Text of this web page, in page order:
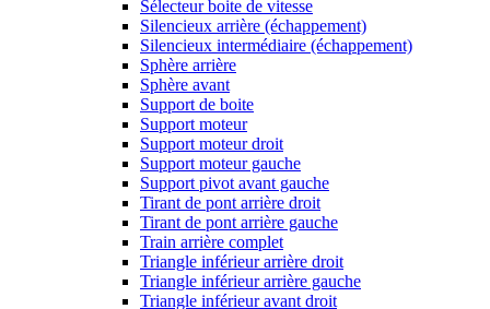
Sélecteur boite de vitesse
Silencieux arrière (échappement)
Silencieux intermédiaire (échappement)
Sphère arrière
Sphère avant
Support de boite
Support moteur
Support moteur droit
Support moteur gauche
Support pivot avant gauche
Tirant de pont arrière droit
Tirant de pont arrière gauche
Train arrière complet
Triangle inférieur arrière droit
Triangle inférieur arrière gauche
Triangle inférieur avant droit